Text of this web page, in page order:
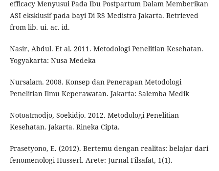
efficacy Menyusui Pada Ibu Postpartum Dalam Memberikan
ASI eksklusif pada bayi Di RS Medistra Jakarta. Retrieved
from lib. ui. ac. id.
Nasir, Abdul. Et al. 2011. Metodologi Penelitian Kesehatan.
Yogyakarta: Nusa Medeka
Nursalam. 2008. Konsep dan Penerapan Metodologi
Penelitian Ilmu Keperawatan. Jakarta: Salemba Medik
Notoatmodjo, Soekidjo. 2012. Metodologi Penelitian
Kesehatan. Jakarta. Rineka Cipta.
Prasetyono, E. (2012). Bertemu dengan realitas: belajar dari
fenomenologi Husserl. Arete: Jurnal Filsafat, 1(1).